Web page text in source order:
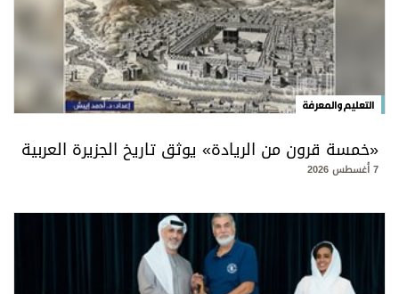
التعليم والمعرفة
«خمسة قرون من الريادة» يوثق تاريخ الجزيرة العربية
7 أغسطس 2026